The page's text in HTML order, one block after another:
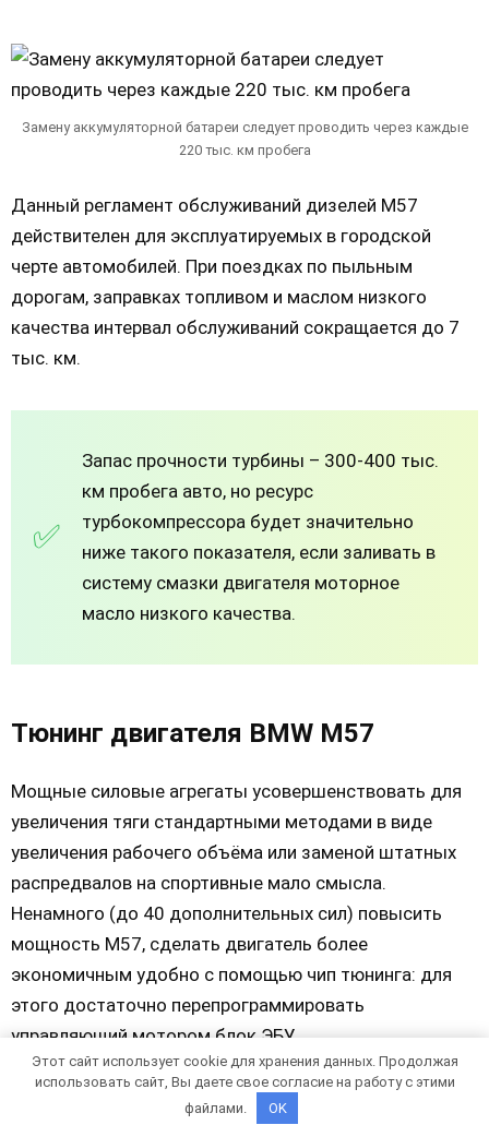
Замену аккумуляторной батареи следует проводить через каждые
220 тыс. км пробега
Данный регламент обслуживаний дизелей М57
действителен для эксплуатируемых в городской
черте автомобилей. При поездках по пыльным
дорогам, заправках топливом и маслом низкого
качества интервал обслуживаний сокращается до 7
тыс. км.
Запас прочности турбины – 300-400 тыс.
км пробега авто, но ресурс
турбокомпрессора будет значительно
ниже такого показателя, если заливать в
систему смазки двигателя моторное
масло низкого качества.
Тюнинг двигателя BMW M57
Мощные силовые агрегаты усовершенствовать для
увеличения тяги стандартными методами в виде
увеличения рабочего объёма или заменой штатных
распредвалов на спортивные мало смысла.
Ненамного (до 40 дополнительных сил) повысить
мощность М57, сделать двигатель более
экономичным удобно с помощью чип тюнинга: для
этого достаточно перепрограммировать
управляющий мотором блок ЭБУ.
Этот сайт использует cookie для хранения данных. Продолжая
использовать сайт, Вы даете свое согласие на работу с этими
файлами.
OK